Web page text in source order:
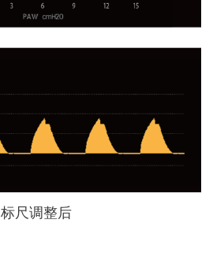
标尺调整后